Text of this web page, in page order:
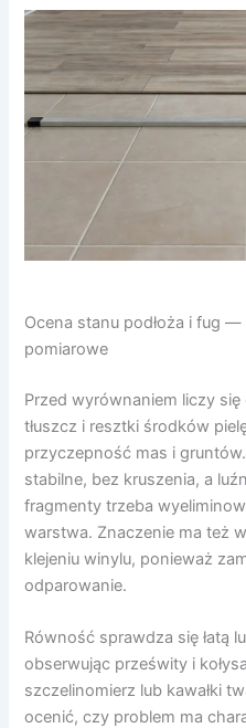
Ocena stanu podłoża i fug
pomiarowe
Przed wyrównaniem liczy
tłuszcz i resztki środków
przyczepność mas i
stabilne, bez kruszenia, a
fragmenty trzeba
warstwa. Znaczenie ma też
klejeniu winylu, ponieważ
odparowanie.
Równość sprawdza się łatą
obserwując prześwity i
szczelinomierz lub kawałki
ocenić, czy problem ma